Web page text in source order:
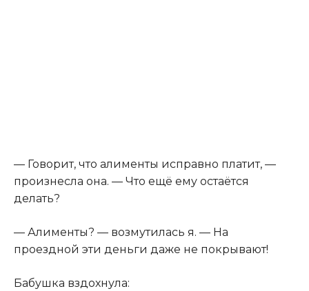
— Говорит, что алименты исправно платит, —
произнесла она. — Что ещё ему остаётся
делать?
— Алименты? — возмутилась я. — На
проездной эти деньги даже не покрывают!
Бабушка вздохнула: